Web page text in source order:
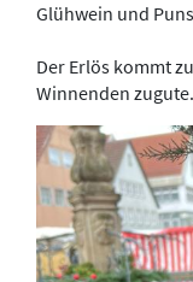
Glühwein und
Der Erlös kommt
Winnenden zugute.